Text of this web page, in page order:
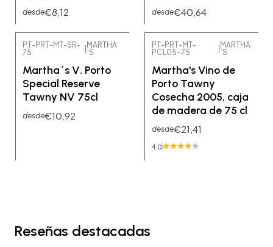
desde€8,12 desde€40,64
PT-PRT-MT-SR-
75
MARTHA
´S
Martha´s V. Porto
Special Reserve
Tawny NV 75cl
desde€10,92
PT-PRT-MT-
PCL05-75
MARTHA
´S
Martha's Vino de
Porto Tawny
Cosecha 2005, caja
de madera de 75 cl
desde€21,41
4.0
Reseñas destacadas